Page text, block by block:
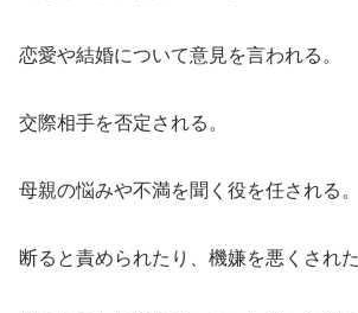
恋愛や結婚について意見を言われる。
交際相手を否定される。
母親の悩みや不満を聞く役を任される。
断ると責められたり、機嫌を悪くされた